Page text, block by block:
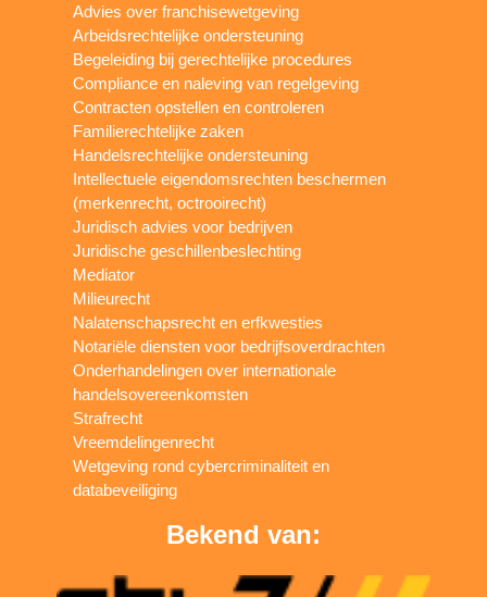
Advies over franchisewetgeving
Arbeidsrechtelijke ondersteuning
Begeleiding bij gerechtelijke procedures
Compliance en naleving van regelgeving
Contracten opstellen en controleren
Familierechtelijke zaken
Handelsrechtelijke ondersteuning
Intellectuele eigendomsrechten beschermen
(merkenrecht, octrooirecht)
Juridisch advies voor bedrijven
Juridische geschillenbeslechting
Mediator
Milieurecht
Nalatenschapsrecht en erfkwesties
Notariële diensten voor bedrijfsoverdrachten
Onderhandelingen over internationale
handelsovereenkomsten
Strafrecht
Vreemdelingenrecht
Wetgeving rond cybercriminaliteit en
databeveiliging
Bekend van: